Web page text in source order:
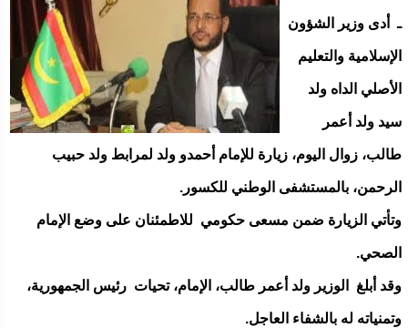
ـ أدى وزير الشؤون
الإسلامية والتعليم
الأصلي الداه ولد
سيد ولد أعمر
طالب، زوال اليوم، زيارة للإمام أحمدو ولد لمرابط ولد حبيب
الرحمن، بالمستشفى الوطني للكسور.
وتأتي الزيارة ضمن مسعى حكومي للاطمئنان على وضع الإمام
الصحي.
وقد أبلغ الوزير ولد أعمر طالب، الإمام، تحيات رئيس الجمهورية،
وتمنياته له بالشفاء العاجل.